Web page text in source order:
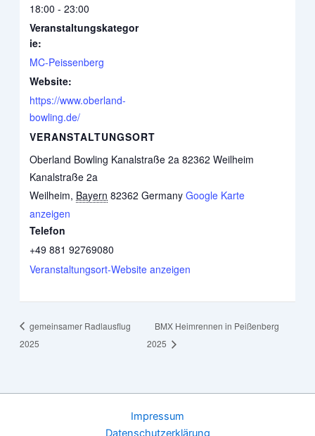
18:00 - 23:00
Veranstaltungskategor
ie:
MC-Peissenberg
Website:
https://www.oberland-
bowling.de/
VERANSTALTUNGSORT
Oberland Bowling Kanalstraße 2a 82362 Weilheim
Kanalstraße 2a
Weilheim, Bayern 82362 Germany Google Karte
anzeigen
Telefon
+49 881 92769080
Veranstaltungsort-Website anzeigen
gemeinsamer Radlausflug
2025
BMX Heimrennen in Peißenberg
2025
Impressum